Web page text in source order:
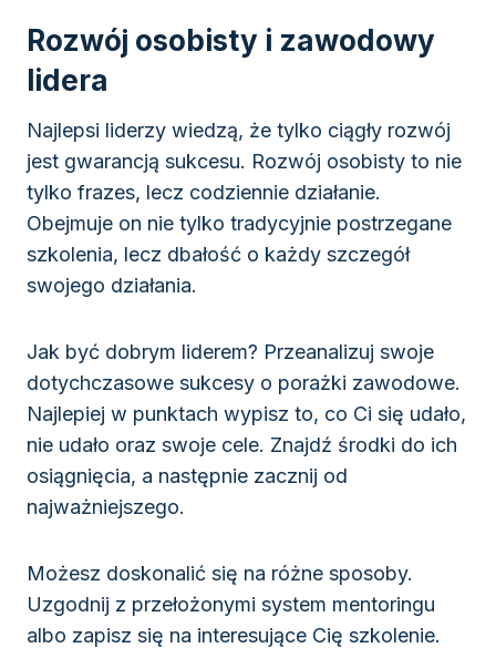
Rozwój osobisty i zawodowy
lidera
Najlepsi liderzy wiedzą, że tylko ciągły rozwój
jest gwarancją sukcesu. Rozwój osobisty to nie
tylko frazes, lecz codziennie działanie.
Obejmuje on nie tylko tradycyjnie postrzegane
szkolenia, lecz dbałość o każdy szczegół
swojego działania.
Jak być dobrym liderem? Przeanalizuj swoje
dotychczasowe sukcesy o porażki zawodowe.
Najlepiej w punktach wypisz to, co Ci się udało,
nie udało oraz swoje cele. Znajdź środki do ich
osiągnięcia, a następnie zacznij od
najważniejszego.
Możesz doskonalić się na różne sposoby.
Uzgodnij z przełożonymi system mentoringu
albo zapisz się na interesujące Cię szkolenie.